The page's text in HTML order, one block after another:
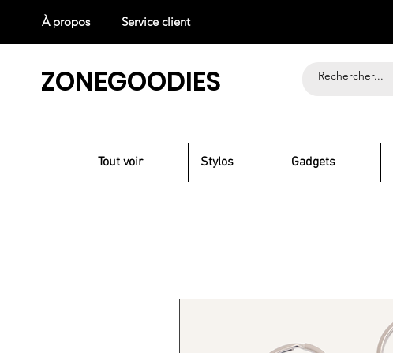
À propos Service client
ZONEGOODIES
Tout voir Stylos Gadgets